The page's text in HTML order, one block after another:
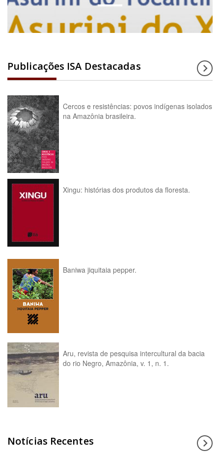
Publicações ISA Destacadas
Cercos e resistências: povos indígenas isolados
na Amazônia brasileira.
Xingu: histórias dos produtos da floresta.
Baniwa jiquitaia pepper.
Aru, revista de pesquisa intercultural da bacia
do rio Negro, Amazônia, v. 1, n. 1.
Notícias Recentes